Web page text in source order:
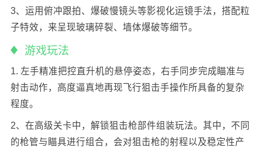
3、运用俯冲跟拍、爆破慢镜头等影视化运镜手法，搭配粒
子特效，来呈现玻璃碎裂、墙体爆破等细节。
‌游戏玩法‌
1. 左手精准把控直升机的悬停姿态，右手同步完成瞄准与
射击动作，高度逼真地再现飞行狙击手操作所具备的复杂
程度。
2、在高级关卡中，解锁狙击枪部件组装玩法。其中，不同
的枪管与瞄具进行组合，会对狙击枪的射程以及稳定性产